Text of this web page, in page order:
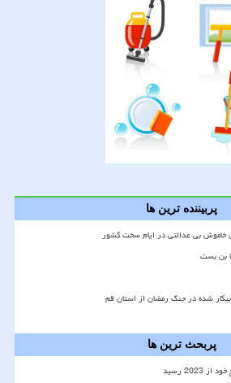
پربیننده ترین ها
خاموش بی عدالتی در ایام سخت کشور
بن بست
شده در جنگ رمضان از استان قم
پربحث ترین ها
رسید